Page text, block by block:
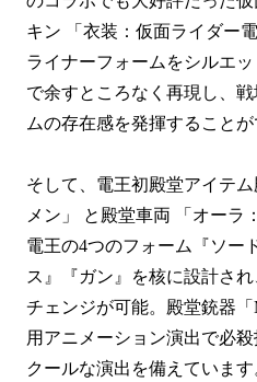
キン 「衣装：仮面ライダー
ライナーフォームをシルエ
で余すところなく再現し、
ムの存在感を発揮することが
そして、電王初殿堂アイテ
メン」 と殿堂車両 「オーラ
電王の4つのフォーム『ソー
ス』『ガン』を核に設計さ
チェンジが可能。殿堂銃器
用アニメーション演出で必
クールな演出を備えています